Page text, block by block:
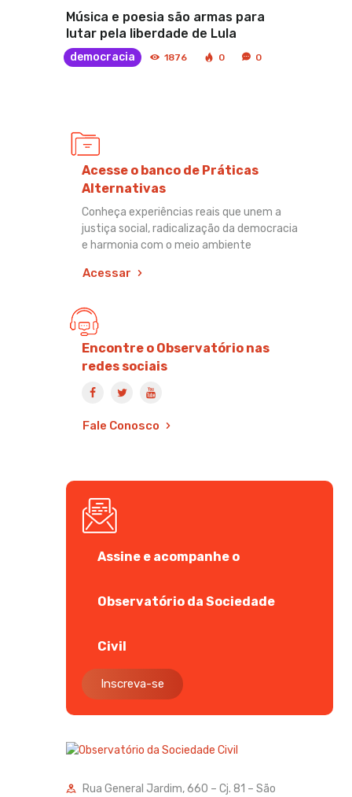
Música e poesia são armas para
lutar pela liberdade de Lula
democracia 1876 0 0
Acesse o banco de Práticas
Alternativas
Conheça experiências reais que unem a
justiça social, radicalização da democracia
e harmonia com o meio ambiente
Acessar
Encontre o Observatório nas
redes sociais
Fale Conosco
Assine e acompanhe o
Observatório da Sociedade
Civil
Inscreva-se
Rua General Jardim, 660 – Cj. 81 – São